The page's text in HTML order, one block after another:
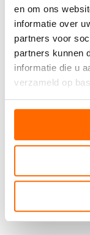
en om ons
informatie over
partners voor
partners kunnen
informatie die u
verzameld op
Waschmittel
natürliche
sachgemäßer
niedrigen
Eigenschaften
hängt von der
Verarbeitung
Wolle behält
Auch die Art
Behandlungen